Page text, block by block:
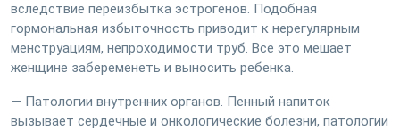
вследствие переизбытка эстрогенов. Подобная
гормональная избыточность приводит к нерегулярным
менструациям, непроходимости труб. Все это мешает
женщине забеременеть и выносить ребенка.
— Патологии внутренних органов. Пенный напиток
вызывает сердечные и онкологические болезни, патологии